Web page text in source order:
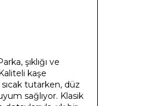
şıklığı ve
kaşe
tutarken, düz
sağlıyor. Klasik